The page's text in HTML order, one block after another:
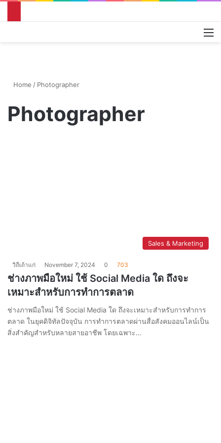
Home / Photographer
Photographer
Sales & Marketing
วิถีเถ้าแก่ November 7, 2024 0 703
ช่างภาพมือใหม่ ใช้ Social Media ใด ถึงจะ
เหมาะสำหรับการทำการตลาด
ช่างภาพมือใหม่ ใช้ Social Media ใด ถึงจะเหมาะสำหรับการทำการ
ตลาด ในยุคดิจิทัลปัจจุบัน การทำการตลาดผ่านสื่อสังคมออนไลน์เป็น
สิ่งสำคัญสำหรับหลายสายอาชีพ โดยเฉพาะ…